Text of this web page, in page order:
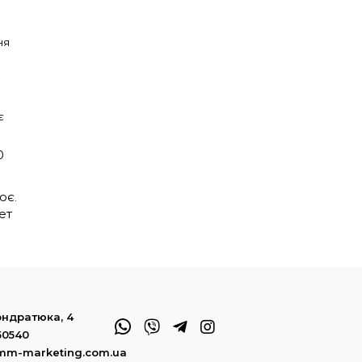
4
marketing.com.ua